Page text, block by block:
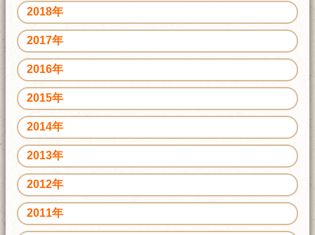
2018年
2017年
2016年
2015年
2014年
2013年
2012年
2011年